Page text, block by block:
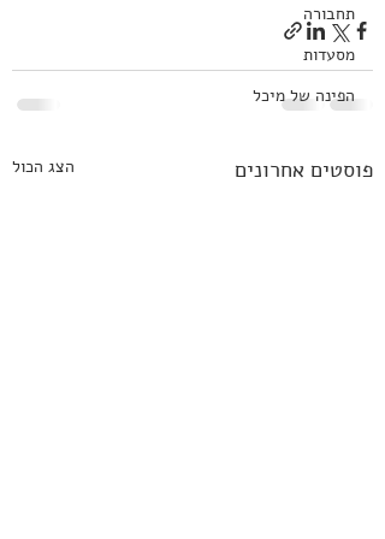
תחבורה
מסעדות
הפינה של מיכל
פוסטים אחרונים הצג הכול